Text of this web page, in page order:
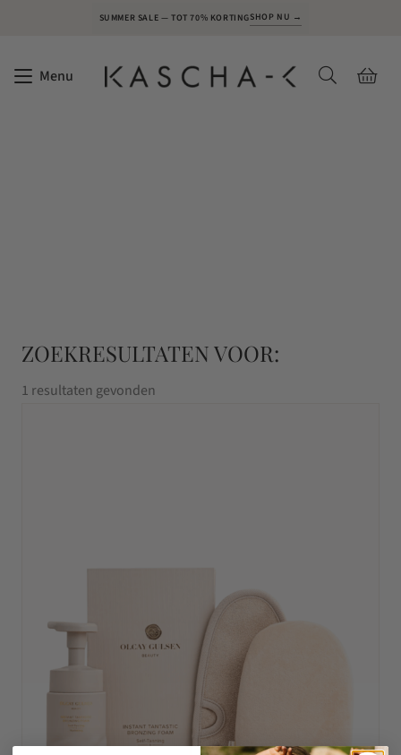
SUMMER SALE — TOT 70% KORTINGSHOP NU →
Menu
ZOEKRESULTATEN VOOR:
1 resultaten gevonden